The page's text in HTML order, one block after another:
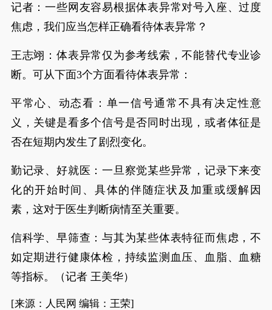
记者：一些网友容易根据体表异常对号入座、过度
焦虑，我们应当怎样正确看待体表异常？
王志翊：体表异常仅为参考线索，不能替代专业诊
断。可从下面3个方面看待体表异常：
平常心、动态看：单一信号通常不具有决定性意
义，关键是看多个信号是否同时出现，或者体征是
否在短期内发生了剧烈变化。
勤记录、好就医：一旦察觉某些异常，记录下来变
化的开始时间、具体的伴随症状及加重或缓解因
素，这对于医生判断病情至关重要。
信科学、早筛查：与其为某些体表特征而焦虑，不
如定期进行健康体检，持续监测血压、血脂、血糖
等指标。（记者 王美华）
[来源：人民网 编辑：王荣]